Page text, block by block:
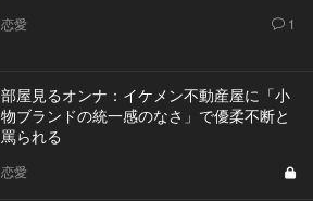
恋愛 1
部屋見るオンナ：イケメン不動産屋に「小
物ブランドの統一感のなさ」で優柔不断と
罵られる
恋愛